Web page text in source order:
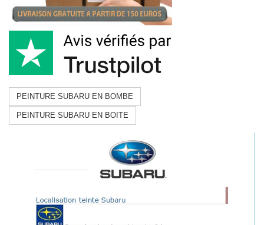
PEINTURE SUBARU EN BOMBE
PEINTURE SUBARU EN BOITE